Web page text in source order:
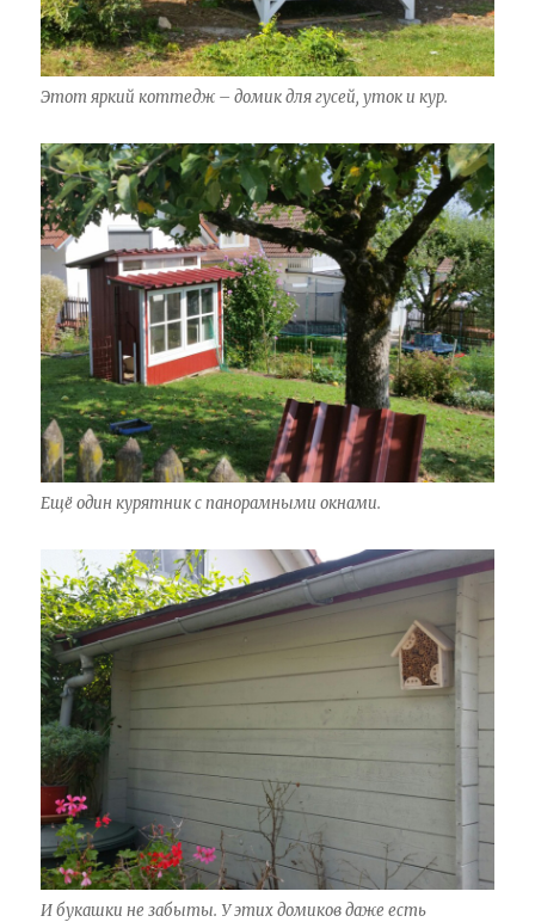
Этот яркий коттедж – домик для гусей, уток и кур.
Ещё один курятник с панорамными окнами.
И букашки не забыты. У этих домиков даже есть